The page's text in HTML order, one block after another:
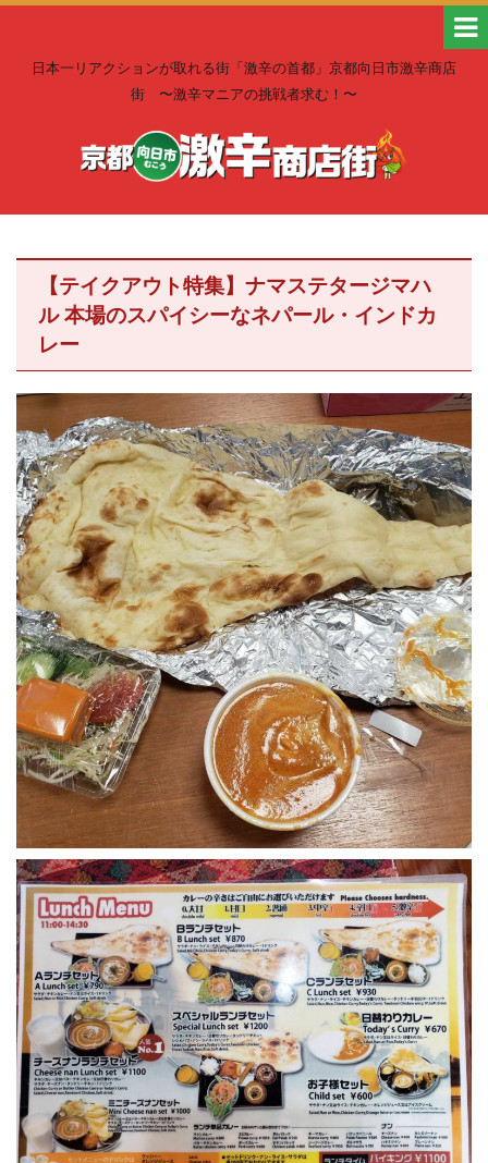
日本一リアクションが取れる街「激辛の首都」京都向日市激辛商店
街 〜激辛マニアの挑戦者求む！〜
【テイクアウト特集】ナマステタージマハ
ル 本場のスパイシーなネパール・インドカ
レー